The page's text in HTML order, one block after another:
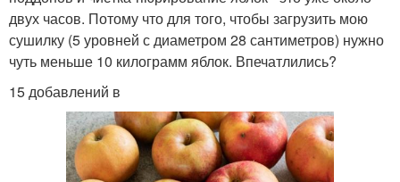
двух часов. Потому что для того, чтобы загрузить мою
сушилку (5 уровней с диаметром 28 сантиметров) нужно
чуть меньше 10 килограмм яблок. Впечатлились?
15 добавлений в